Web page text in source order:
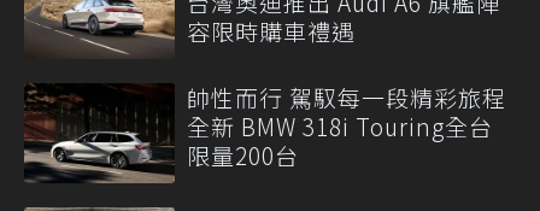
容限時購車禮遇
帥性而行 駕馭每一段精彩旅程
全新 BMW 318i Touring全台
限量200台